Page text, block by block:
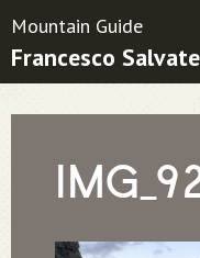
Mountain Guide
Francesco